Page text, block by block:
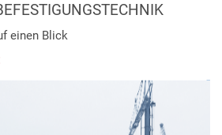
einen Blick